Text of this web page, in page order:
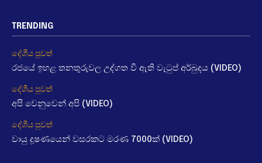
TRENDING
දේශීය පුවත්
රජයේ ඉහළ තනතුරුවල උද්ගත වී ඇති වැටුප් අර්බුදය (VIDEO)
දේශීය පුවත්
අපි වෙනුවෙන් අපි (VIDEO)
දේශීය පුවත්
වායු දූෂණයෙන් වසරකට මරණ 7000ක් (VIDEO)